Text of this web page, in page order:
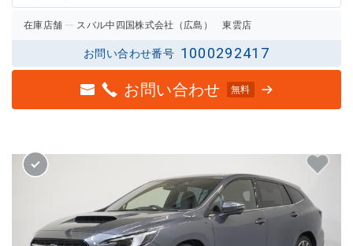
在庫店舗 スバル中四国株式会社（広島） 東雲店
お問い合わせ番号 1000292417
お問い合わせ 無料